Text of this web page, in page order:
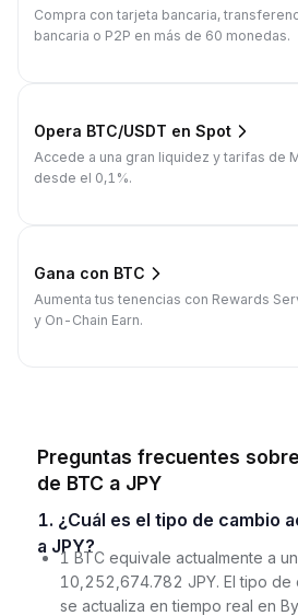
Compra con tarjeta bancaria,
bancaria o P2P en más de 60 monedas.
Opera BTC/USDT en Spot
Accede a una gran liquidez y tarifas de
desde el 0,1%.
Gana con BTC
Aumenta tus tenencias con Rewards
y On-Chain Earn.
Preguntas frecuentes
de BTC a JPY
1. ¿Cuál es el tipo de cambio actual de 1 BTC
a JPY?
1 BTC equivale actualmente a
10,252,674.782 JPY. El tipo de
se actualiza en tiempo real en